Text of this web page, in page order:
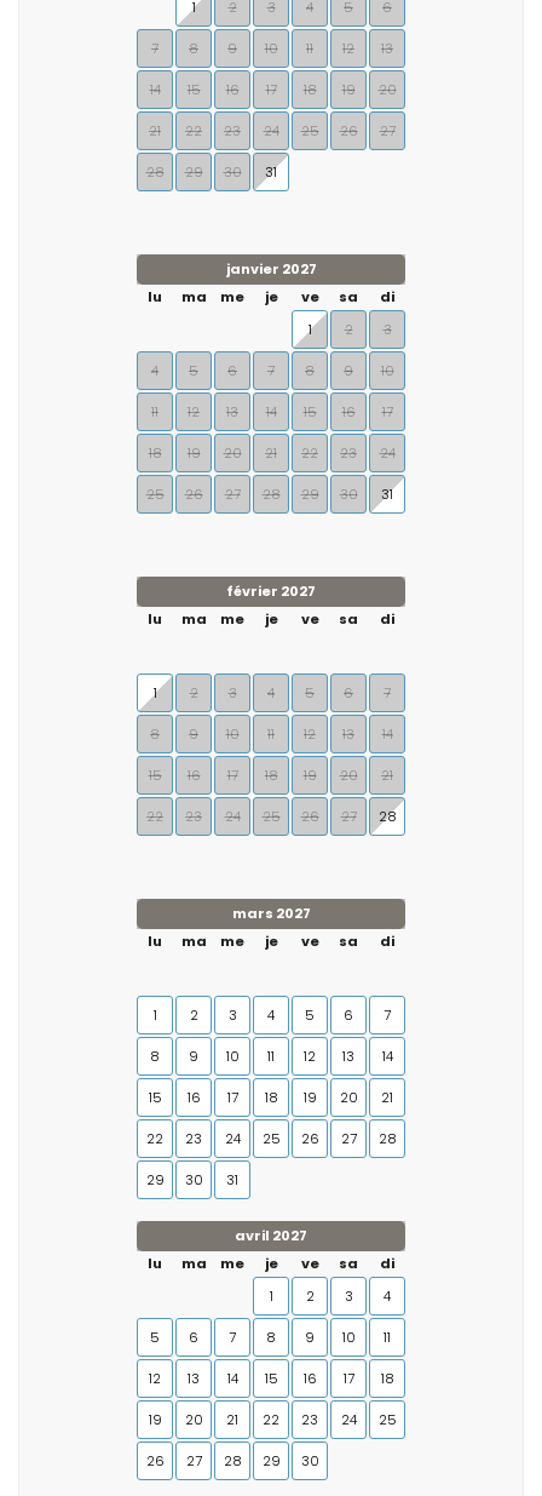
1
2 3 4 5 6
7 8 9 10 11 12 13
14 15 16 17 18 19 20
21 22 23 24 25 26 27
28 29 30 31
janvier 2027
lu
ma me je ve sa
di
1
2 3
4 5 6 7 8 9 10
11 12 13 14 15 16 17
18 19 20 21 22 23 24
25 26 27 28 29 30 31
février 2027
lu
ma me je ve sa di
1 2 3 4 5 6 7
8 9 10 11 12 13 14
15 16 17 18 19 20 21
22 23 24 25 26 27 28
mars 2027
lu
ma me je ve sa di
1 2 3 4 5 6 7
8 9 10 11 12 13 14
15 16 17 18 19 20 21
22 23 24 25 26 27 28
29 30 31
avril 2027
lu
ma me je ve sa
di
1
2 3 4
5 6 7 8 9 10 11
12 13 14 15 16 17 18
19 20 21 22 23 24 25
26 27 28 29 30